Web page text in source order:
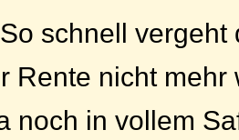
schnell vergeht
Rente nicht mehr
noch in vollem